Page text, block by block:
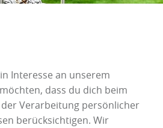
Interesse an unserem
dass du dich beim
Verarbeitung persönlicher
berücksichtigen. Wir